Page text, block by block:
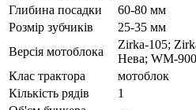
Глибина посадки
60-80 мм
Розмір зубчиків
25-35 мм
Версія мотоблока
Zirka-105;
Нева; WM-900
Клас трактора
мотоблок
Кількість рядів
1